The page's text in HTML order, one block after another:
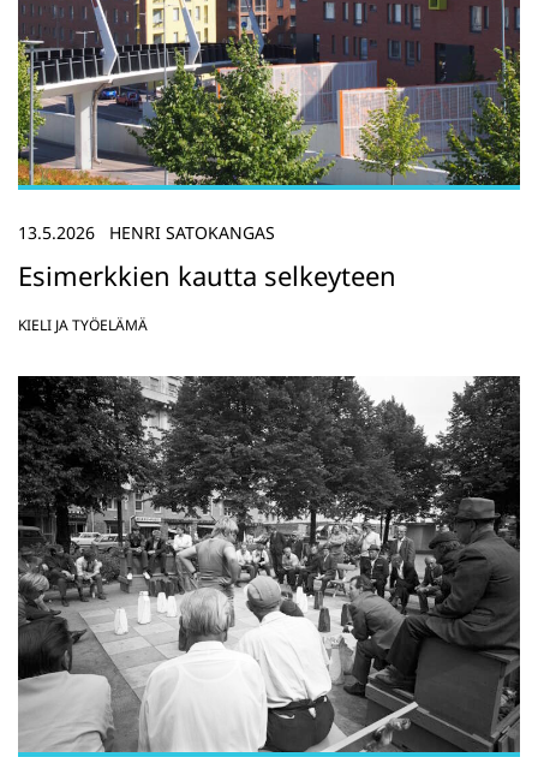
Esimerkkien kautta selkeyteen
13.5.2026 HENRI SATOKANGAS
KIELI JA TYÖELÄMÄ